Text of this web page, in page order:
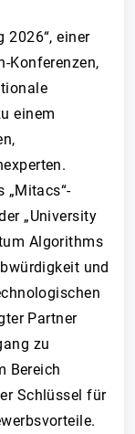
2026“, einer
Konferenzen,
einem
„Mitacs“-
„University
Algorithms
und
Partner
zu
Bereich
Schlüssel für